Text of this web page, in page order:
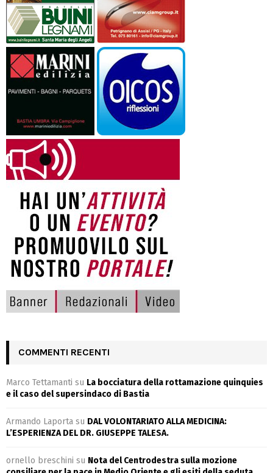
COMMENTI RECENTI
Marco Tettamanti su La bocciatura della rottamazione quinquies
e il caso del supersindaco di Bastia
Armando Laporta su DAL VOLONTARIATO ALLA MEDICINA:
L’ESPERIENZA DEL DR. GIUSEPPE TALESA.
ornello breschini su Nota del Centrodestra sulla mozione